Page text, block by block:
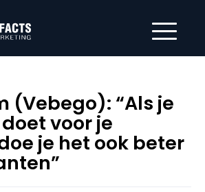
(Vebego): “Als je
voor je
je het ook beter